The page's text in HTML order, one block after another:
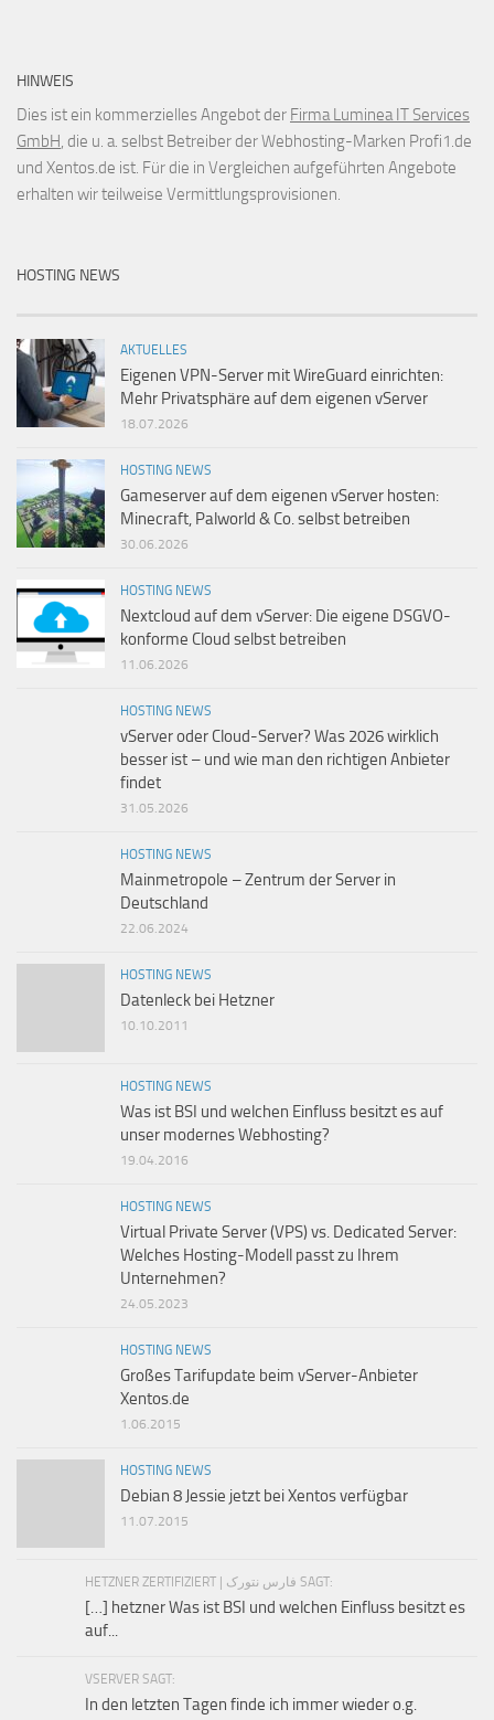
HINWEIS
Dies ist ein kommerzielles Angebot der Firma Luminea IT Services
GmbH, die u. a. selbst Betreiber der Webhosting-Marken Profi1.de
und Xentos.de ist. Für die in Vergleichen aufgeführten Angebote
erhalten wir teilweise Vermittlungsprovisionen.
HOSTING NEWS
AKTUELLES
Eigenen VPN-Server mit WireGuard einrichten:
Mehr Privatsphäre auf dem eigenen vServer
18.07.2026
HOSTING NEWS
Gameserver auf dem eigenen vServer hosten:
Minecraft, Palworld & Co. selbst betreiben
30.06.2026
HOSTING NEWS
Nextcloud auf dem vServer: Die eigene DSGVO-
konforme Cloud selbst betreiben
11.06.2026
HOSTING NEWS
vServer oder Cloud-Server? Was 2026 wirklich
besser ist – und wie man den richtigen Anbieter
findet
31.05.2026
HOSTING NEWS
Mainmetropole – Zentrum der Server in
Deutschland
22.06.2024
HOSTING NEWS
Datenleck bei Hetzner
10.10.2011
HOSTING NEWS
Was ist BSI und welchen Einfluss besitzt es auf
unser modernes Webhosting?
19.04.2016
HOSTING NEWS
Virtual Private Server (VPS) vs. Dedicated Server:
Welches Hosting-Modell passt zu Ihrem
Unternehmen?
24.05.2023
HOSTING NEWS
Großes Tarifupdate beim vServer-Anbieter
Xentos.de
1.06.2015
HOSTING NEWS
Debian 8 Jessie jetzt bei Xentos verfügbar
11.07.2015
HETZNER ZERTIFIZIERT | فارس نتورک SAGT:
[…] hetzner Was ist BSI und welchen Einfluss besitzt es
auf...
VSERVER SAGT:
In den letzten Tagen finde ich immer wieder o.g.